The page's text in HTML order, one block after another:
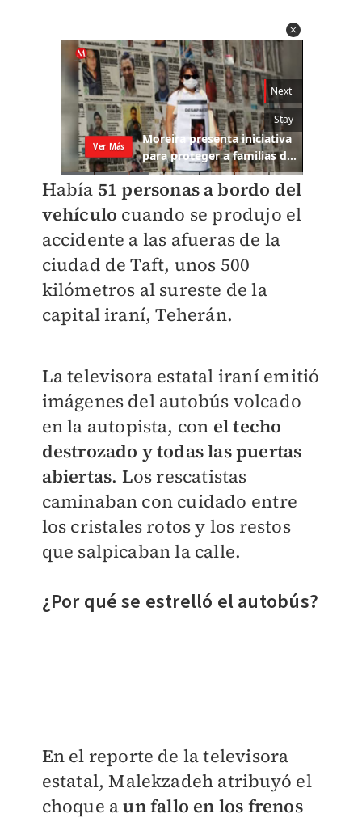
Había 51 personas a bordo del
vehículo cuando se produjo el
accidente a las afueras de la
ciudad de Taft, unos 500
kilómetros al sureste de la
capital iraní, Teherán.
La televisora estatal iraní emitió
imágenes del autobús volcado
en la autopista, con el techo
destrozado y todas las puertas
abiertas. Los rescatistas
caminaban con cuidado entre
los cristales rotos y los restos
que salpicaban la calle.
¿Por qué se estrelló el autobús?
En el reporte de la televisora
estatal, Malekzadeh atribuyó el
choque aun fallo en los frenos